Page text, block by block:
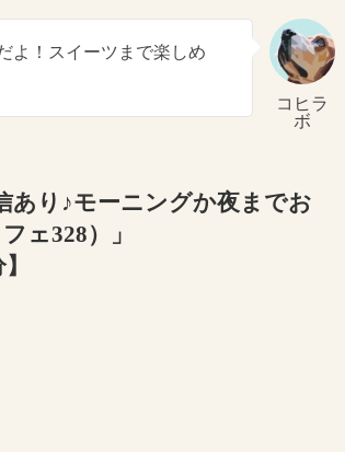
コヒラ
ボ
よ！スイーツまで楽しめ
あり♪モーニングか夜までお
ェ328）」